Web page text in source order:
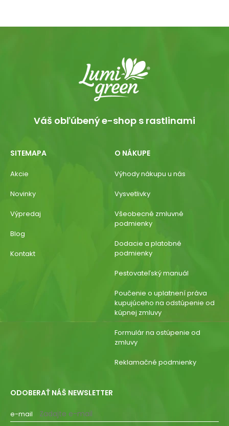
Váš obľúbený e-shop s rastlinami
SITEMAPA
Akcie
Novinky
Výpredaj
Blog
Kontakt
O NÁKUPE
Výhody nákupu u nás
Vysvetlivky
Všeobecné zmluvné
podmienky
Dodacie a platobné
podmienky
Pestovateľský manuál
Poučenie o uplatnení práva
kupujúceho na odstúpenie od
kúpnej zmluvy
Formulár na ostúpenie od
zmluvy
Reklamačné podmienky
ODOBERAŤ NÁŠ NEWSLETTER
e-mail